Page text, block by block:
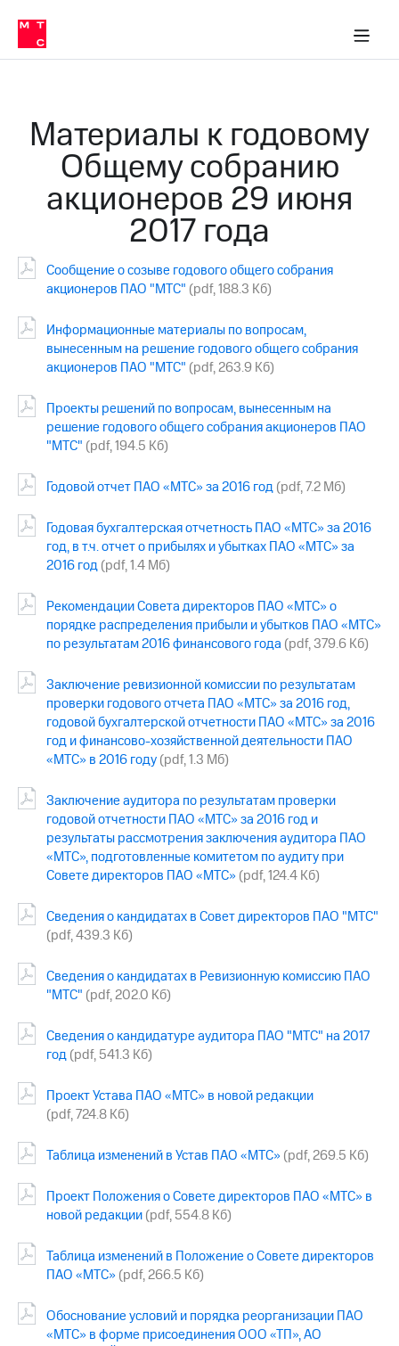
Медиа-центр
и акционерам
Устойчивое развитие
Комплаенс и деловая этика
компании
в МТС
История
компании
Руководство
Правовая
информация
Контакты
Медиа-центр
Пресс-
МТС
о технологиях
Достижения
Финансовая
отчетность
Пригласить
спикера
и акционерам
Корпоративное
управление
Корпоративный
секретарь
информации
Информация
акционерам
Документы
ПАО
"МТС"
акционеров
Личный
акционера
Акционерный
капитал
и
аудит
акций
Описание
приобретения
выкупа
акций
Дивиденды
облигаций
Еврооблигации-2023
Уведомление
Пресс-
релизы
МТС
о технологиях
Материалы к годовому
Общему собранию
акционеров 29 июня
2017 года
Сообщение о созыве годового общего собрания
акционеров ПАО "МТС" (pdf, 188.3 Кб)
Информационные материалы по вопросам,
вынесенным на решение годового общего собрания
акционеров ПАО "МТС" (pdf, 263.9 Кб)
Проекты решений по вопросам, вынесенным на
решение годового общего собрания акционеров ПАО
"МТС" (pdf, 194.5 Кб)
Годовой отчет ПАО «МТС» за 2016 год(pdf, 7.2 Мб)
Годовая бухгалтерская отчетность ПАО «МТС» за 2016
год, в т.ч. отчет о прибылях и убытках ПАО «МТС» за
2016 год(pdf, 1.4 Мб)
Рекомендации Совета директоров ПАО «МТС» о
порядке распределения прибыли и убытков ПАО «МТС»
по результатам 2016 финансового года (pdf, 379.6 Кб)
Заключение ревизионной комиссии по результатам
проверки годового отчета ПАО «МТС» за 2016 год,
годовой бухгалтерской отчетности ПАО «МТС» за 2016
год и финансово-хозяйственной деятельности ПАО
«МТС» в 2016 году(pdf, 1.3 Мб)
Заключение аудитора по результатам проверки
годовой отчетности ПАО «МТС» за 2016 год и
результаты рассмотрения заключения аудитора ПАО
«МТС», подготовленные комитетом по аудиту при
Совете директоров ПАО «МТС» (pdf, 124.4 Кб)
Сведения о кандидатах в Совет директоров ПАО "МТС"
(pdf, 439.3 Кб)
Сведения о кандидатах в Ревизионную комиссию ПАО
"МТС" (pdf, 202.0 Кб)
Сведения о кандидатуре аудитора ПАО "МТС" на 2017
год(pdf, 541.3 Кб)
Проект Устава ПАО «МТС» в новой редакции
(pdf, 724.8 Кб)
Таблица изменений в Устав ПАО «МТС» (pdf, 269.5 Кб)
Проект Положения о Совете директоров ПАО «МТС» в
новой редакции(pdf, 554.8 Кб)
Таблица изменений в Положение о Совете директоров
ПАО «МТС» (pdf, 266.5 Кб)
Обоснование условий и порядка реорганизации ПАО
«МТС» в форме присоединения ООО «ТП», АО